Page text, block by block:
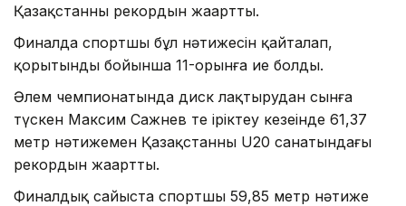
Қазақстанның рекордын жаңартты.
Финалда спортшы бұл нәтижесін қайталап,
қорытынды бойынша 11-орынға ие болды.
Әлем чемпионатында диск лақтырудан сынға
түскен Максим Сажнев те іріктеу кезеңінде 61,37
метр нәтижемен Қазақстанның U20 санатындағы
рекордын жаңартты.
Финалдық сайыста спортшы 59,85 метр нәтиже